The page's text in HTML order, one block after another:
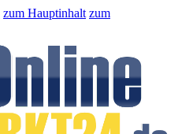
zum Hauptinhalt zum